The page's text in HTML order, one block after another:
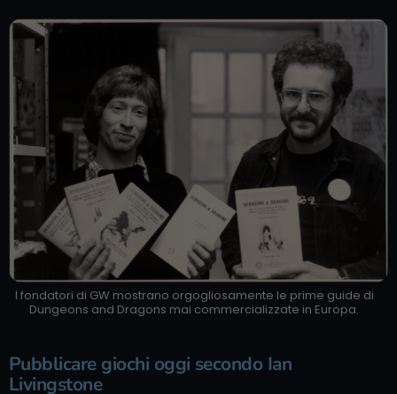
I fondatori di GW mostrano orgogliosamente le prime guide di
Dungeons and Dragons mai commercializzate in Europa.
Pubblicare giochi oggi secondo Ian
Livingstone